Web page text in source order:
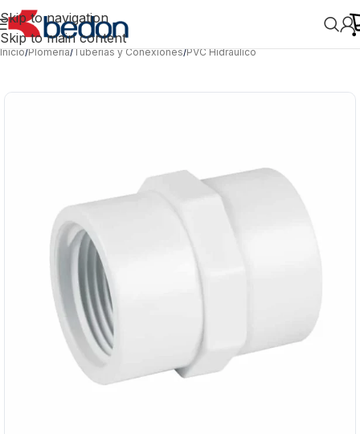
Skip to navigation
Skip to main content
Inicio/Plomería/Tuberías y Conexiones/PVC Hidráulico